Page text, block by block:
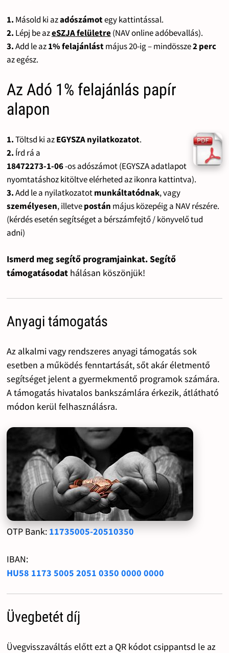
1. Másold ki azadószámotegy kattintással.
2. Lépj be azeSZJA felületre(NAV online adóbevallás).
3.Add le az1% felajánlástmájus 20-ig – mindössze2 perc
az egész.
Az Adó 1% felajánlás papír
alapon
1.Töltsd ki azEGYSZA nyilatkozatot.
2. Írd rá a
18472273-1-06-os adószámot (EGYSZA adatlapot
nyomtatáshoz kitöltve elérheted az ikonra kattintva).
3.Add le a nyilatkozatotmunkáltatódnak, vagy
személyesen, illetvepostán május közepéig a NAV részére.
(kérdés esetén segítséget a bérszámfejtő / könyvelő tud
adni)
Ismerd meg segítő programjainkat. Segítő
támogatásodat hálásan köszönjük!
Anyagi támogatás
Az alkalmi vagy rendszeres anyagi támogatás sok
esetben a működés fenntartását, sőt akár életmentő
segítséget jelent a gyermekmentő programok számára.
A támogatás hivatalos bankszámlára érkezik, átlátható
módon kerül felhasználásra.
OTP Bank: 11735005-20510350
IBAN:
HU58 1173 5005 2051 0350 0000 0000
Üvegbetét díj
Üvegvisszaváltás előtt ezt a QR kódot csippantsd le az